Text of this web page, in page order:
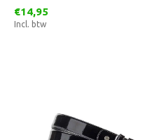
€14,95
Incl. btw